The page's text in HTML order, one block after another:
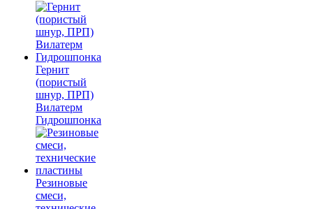
Гернит
(пористый
шнур, ПРП)
Вилатерм
Гидрошпонка
Резиновые
смеси,